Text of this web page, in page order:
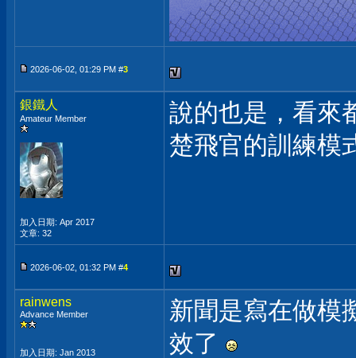
2026-06-02, 01:29 PM #3
銀鐵人
Amateur Member
加入日期: Apr 2017
文章: 32
說的也是，看來
楚飛官的訓練模
2026-06-02, 01:32 PM #4
rainwens
Advance Member
加入日期: Jan 2013
新聞是寫在做模
效了